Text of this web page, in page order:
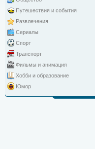
Путешествия и события
Развлечения
Сериалы
Спорт
Транспорт
Фильмы и анимация
Хобби и образование
Юмор